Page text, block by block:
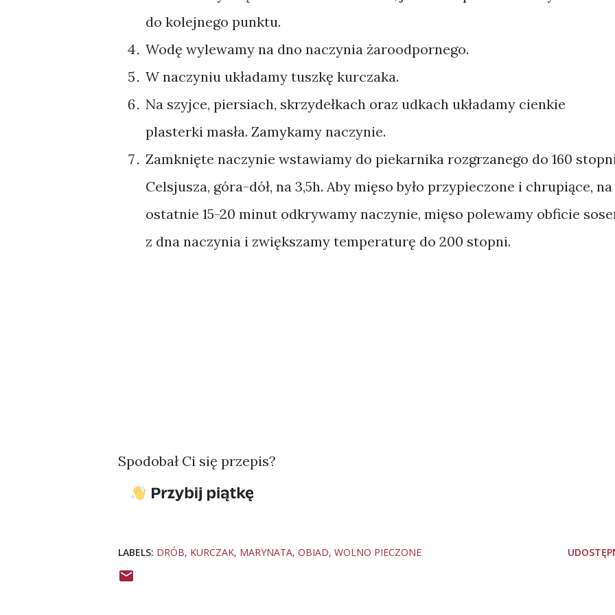
do kolejnego punktu.
Wodę wylewamy na dno naczynia żaroodpornego.
W naczyniu układamy tuszkę kurczaka.
Na szyjce, piersiach, skrzydełkach oraz udkach układamy cienkie
plasterki masła. Zamykamy naczynie.
Zamknięte naczynie wstawiamy do piekarnika rozgrzanego do 160
Celsjusza, góra-dół, na 3,5h. Aby mięso było przypieczone i chrupiące, na
ostatnie 15-20 minut odkrywamy naczynie, mięso polewamy obficie
z dna naczynia i zwiększamy temperaturę do 200 stopni.
Spodobał Ci się przepis?
LABELS: DRÓB KURCZAK MARYNATA OBIAD WOLNO PIECZONE